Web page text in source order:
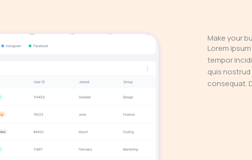
Make your
Lorem
tempor
quis
consequat.